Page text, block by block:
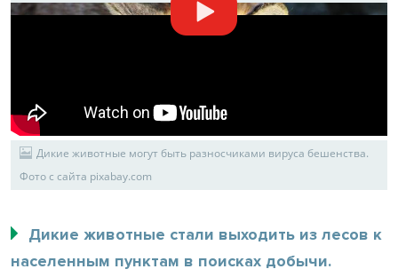
Дикие животные могут быть разносчиками вируса бешенства.
Фото с сайта pixabay.com
Дикие животные стали выходить из лесов к
населенным пунктам в поисках добычи.